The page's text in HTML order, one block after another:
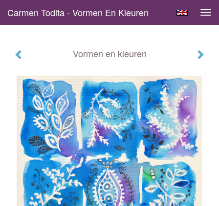
Carmen Todita - Vormen En Kleuren
Vormen en kleuren